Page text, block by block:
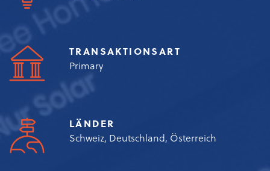
TRANSAKTIONSART
Primary
LÄNDER
Schweiz, Deutschland, Österreich